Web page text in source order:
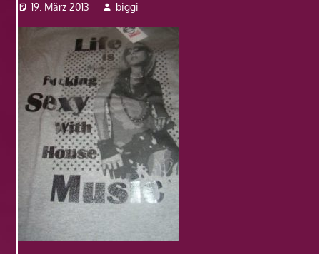
19. März 2013 biggi